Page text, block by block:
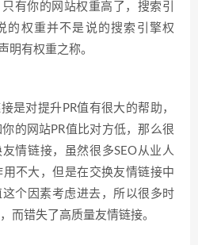
有你的网站权重高了，搜索引
的权重并不是说的搜索引擎权
明有权重之称。
对提升PR值有很大的帮助，
的网站PR值比对方低，那么很
情链接，虽然很多SEO从业人
用不大，但是在交换友情链接中
这个因素考虑进去，所以很多时
而错失了高质量友情链接。